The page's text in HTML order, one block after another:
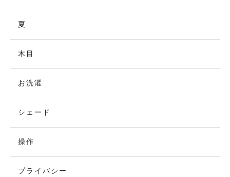
夏
木目
お洗濯
シェード
操作
プライバシー